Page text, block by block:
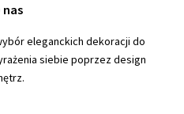
nas
eleganckich dekoracji do
siebie poprzez design